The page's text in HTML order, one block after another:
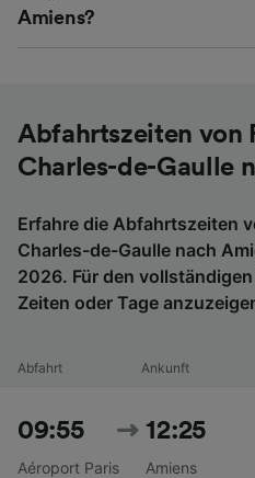
Amiens?
Abfahrtszeiten von
Charles-de-Gaulle
Erfahre die Abfahrtszeiten
Charles-de-Gaulle nach
2026. Für den
Zeiten oder Tage
Abfahrt Ankunft
09:55
Aéroport Paris
12:25
Amiens